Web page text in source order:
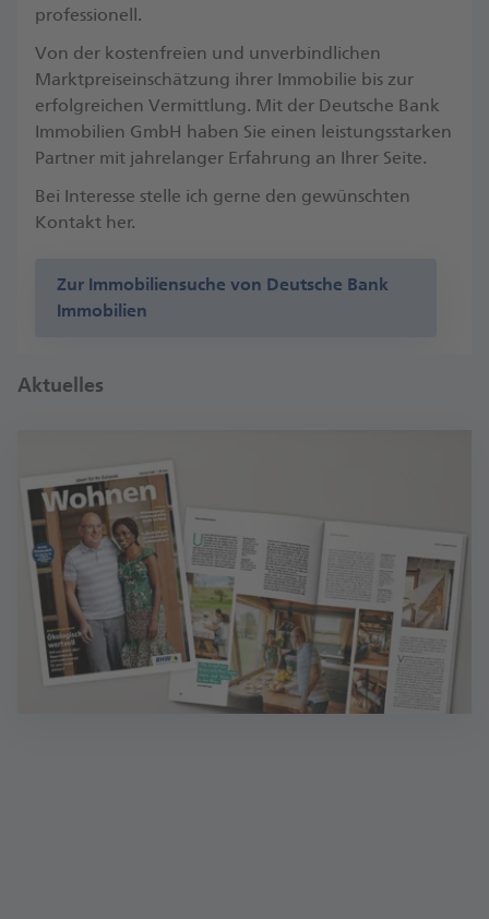
professionell.
Von der kostenfreien und unverbindlichen
Marktpreiseinschätzung ihrer Immobilie bis zur
erfolgreichen Vermittlung. Mit der Deutsche Bank
Immobilien GmbH haben Sie einen leistungsstarken
Partner mit jahrelanger Erfahrung an Ihrer Seite.
Bei Interesse stelle ich gerne den gewünschten
Kontakt her.
Zur Immobiliensuche von Deutsche Bank
Immobilien
Aktuelles